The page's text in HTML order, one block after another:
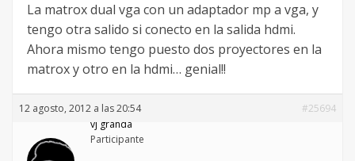
La matrox dual vga con un adaptador mp a vga, y
tengo otra salido si conecto en la salida hdmi.
Ahora mismo tengo puesto dos proyectores en la
matrox y otro en la hdmi… genial!!
12 agosto, 2012 a las 20:54
#25694
vj granda
Participante